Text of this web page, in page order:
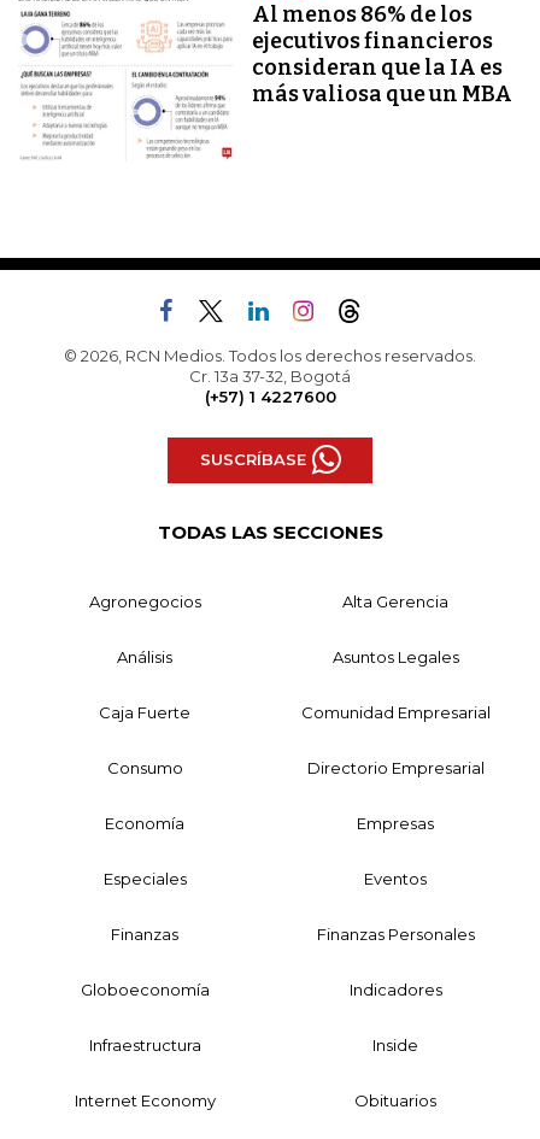
Al menos 86% de los
ejecutivos financieros
consideran que la IA es
más valiosa que un MBA
© 2026, RCN Medios. Todos los derechos reservados.
Cr. 13a 37-32, Bogotá
(+57) 1 4227600
SUSCRÍBASE
TODAS LAS SECCIONES
Agronegocios Alta Gerencia
Análisis Asuntos Legales
Caja Fuerte Comunidad Empresarial
Consumo Directorio Empresarial
Economía Empresas
Especiales Eventos
Finanzas Finanzas Personales
Globoeconomía Indicadores
Infraestructura Inside
Internet Economy Obituarios